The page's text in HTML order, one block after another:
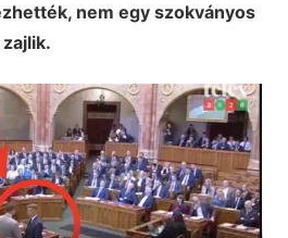
nem egy szokványos